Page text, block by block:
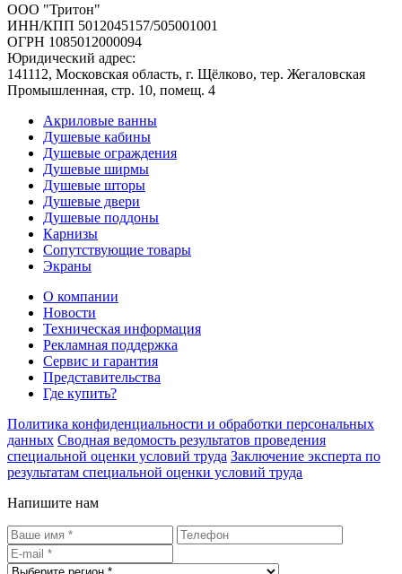
ООО "Тритон"
ИНН/КПП 5012045157/505001001
ОГРН 1085012000094
Юридический адрес:
141112, Московская область, г. Щёлково, тер. Жегаловская
Промышленная, стр. 10, помещ. 4
Акриловые ванны
Душевые кабины
Душевые ограждения
Душевые ширмы
Душевые шторы
Душевые двери
Душевые поддоны
Карнизы
Сопутствующие товары
Экраны
О компании
Новости
Техническая информация
Рекламная поддержка
Сервис и гарантия
Представительства
Где купить?
Политика конфиденциальности и обработки персональных
данных Сводная ведомость результатов проведения
специальной оценки условий труда Заключение эксперта по
результатам специальной оценки условий труда
Напишите нам